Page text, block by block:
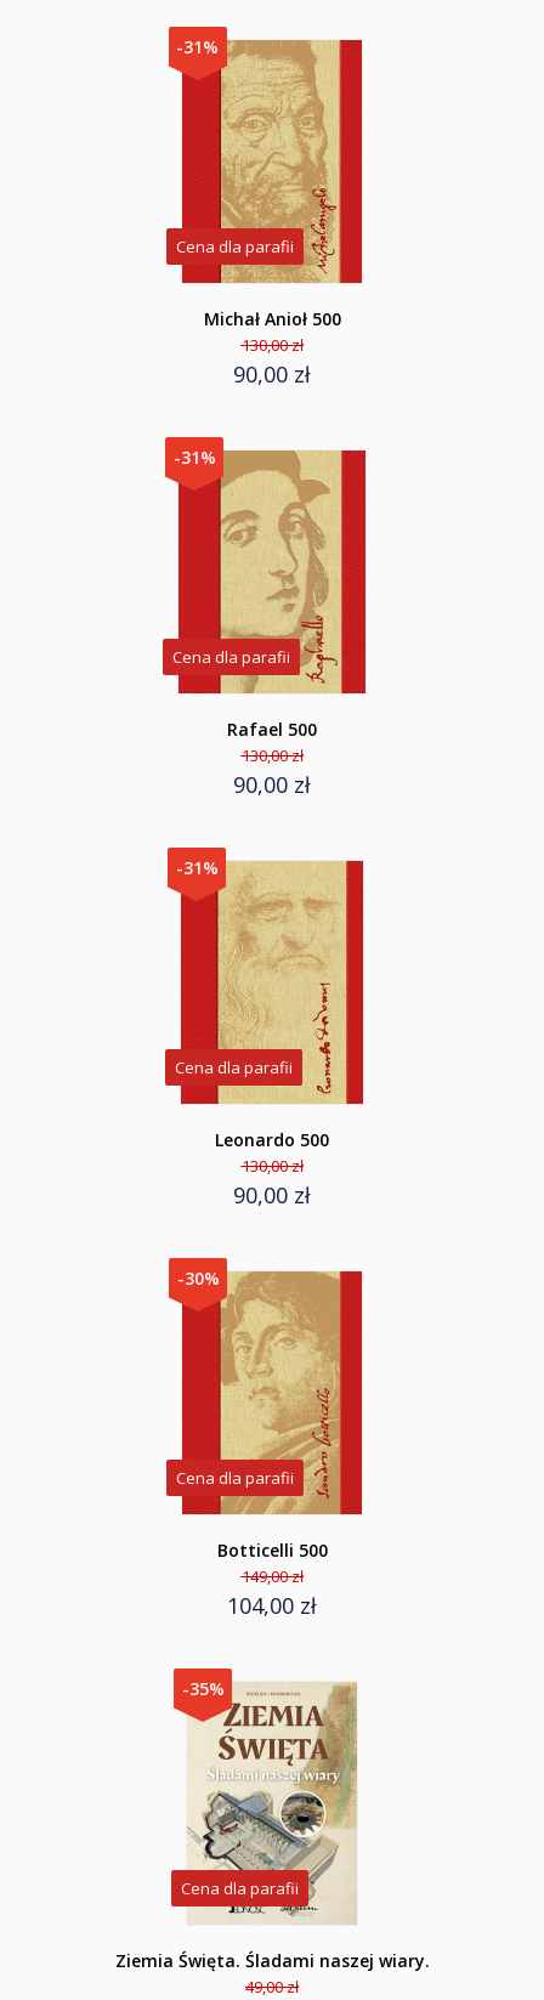
-31%
Cena dla parafii
Michał Anioł 500
130,00 zł
90,00 zł
-31%
Cena dla parafii
Rafael 500
130,00 zł
90,00 zł
-31%
Cena dla parafii
Leonardo 500
130,00 zł
90,00 zł
-30%
Cena dla parafii
Botticelli 500
149,00 zł
104,00 zł
-35%
Cena dla parafii
Ziemia Święta. Śladami naszej wiary.
49,00 zł